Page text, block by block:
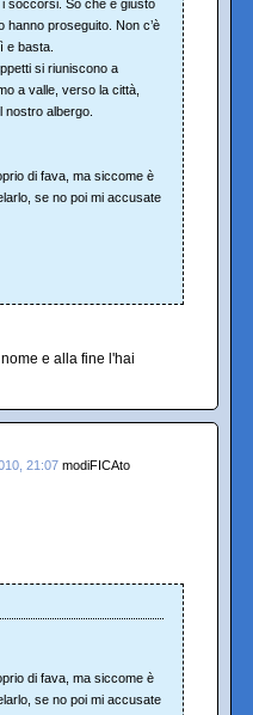
soccorsi. So che è giusto
hanno proseguito. Non c’è
e basta.
si riuniscono a
a valle, verso la città,
albergo.
di fava, ma siccome è
se no poi mi accusate
e alla fine l'hai
21:07 modiFICAto
di fava, ma siccome è
se no poi mi accusate